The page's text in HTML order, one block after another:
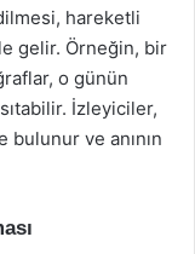
hareketli
gelir. Örneğin, bir
o günün
İzleyiciler,
ve anının